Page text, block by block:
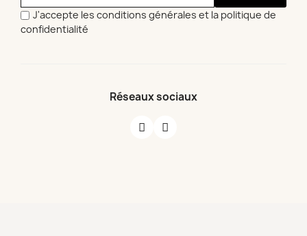
J'accepte les conditions générales et la politique de
confidentialité
Réseaux sociaux